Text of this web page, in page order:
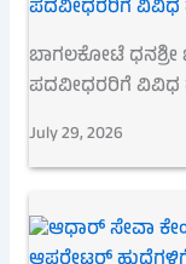
ಬಾಗಲಕೋಟೆ ಧನಶ್ರೀ
ಪದವೀಧರರಿಗೆ ವಿವಿಧ
July 29, 2026